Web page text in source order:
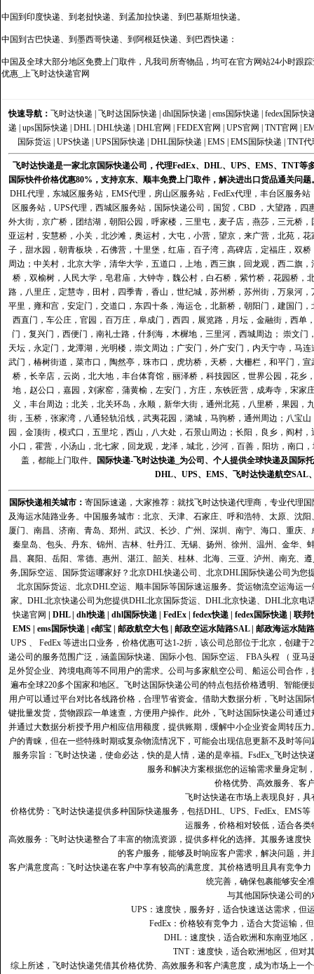
中国到印度快递、到老挝快递、到孟加拉快递、到巴基斯坦快递。
中国到古巴快递、到墨西哥快递、到阿根廷快递、到巴西快递：
中国及全球大部分地区免费上门取件，凡我司所寄物品，均可在官方网站24小时跟
优惠_上飞时达快递官网
快速导航： 飞时达快递 飞时达国际快递 dhl国际快递 ems国际快递
fedex国际快
递
ups国际快递 DHL DHL快递 DHL官网 FEDEX官网 UPS官网 TNT官网
国际货运| UPS快递 UPS国际快递 DHL国际快递 EMS EMS国际快递 TNT代
飞时达快递是一家北京国际快递公司，代理FedEx、DHL、UPS、EMS、TNT
国际快件价格优惠80%，支持京东、顺丰免费上门取件，解决进出口货品通关问题
DHL代理 ， 东城区服务站 ， EMS代理 ， 房山区服务站 ， FedEx代理 ， 丰台区服务站
区服务站， UPS代理 ， 西城区服务站， 国际快递公司 ，国贸，CBD ，大望路，
外大街，京广桥，团结湖，朝阳公园，呼家楼，三里屯，麦子店，燕莎，三元桥
亚运村，安慧桥，小关，北沙滩，奥运村，大屯，小营，望京，来广营，北苑，
子，甜水园，朝青板块，石佛营，十里堡，红庙，百子湾，高碑店，定福庄，双
周边；中关村，北京大学，清华大学，五道口，上地，西三旗，回龙观，西二旗
桥，双榆树，人民大学，皂君庙，大钟寺，魏公村，白石桥，紫竹桥，花园桥
路，八里庄，定慧寺，田村，四季青，香山，世纪城，苏州桥，苏州街，万泉河
平里，雍和宫，安定门，交道口，东四十条，海运仓，北新桥，朝阳门，建国门
西直门，车公庄，官园，百万庄，阜成门，西四，展览路，月坛，金融街，西
门，复兴门，西便门，南礼士路，什刹海，木樨地，三里河，西城周边； 崇文
天坛，永定门，龙潭湖，光明楼，崇文周边；广安门，外广安门，内天宁寺，马
武门，椿树街道，菜市口，陶然亭，珠市口，虎坊桥，天桥，大栅栏，和平门，
桥，长辛店，云岗，北大地，丰台体育馆，丽泽桥，科技园区，世界公园，花
地，赵公口，嘉园，刘家窑，蒲黄榆，左安门，方庄，东铁匠营，成寿寺，宋
义，丰台周边；北关，北关环岛，永顺，新华大街，通州北苑，八里桥，果园
街，玉桥，张家湾，八通轻轨沿线，武夷花园，潞城，马驹桥，通州周边；八宝
园，金顶街，模式口，五里坨，西山，八大处，石景山周边；长阳，良乡，阎村
小口，霍营，小汤山，北七家，回龙观，龙泽，城北，沙河，百善，阳坊，南口
盖，都能上门取件。
国际快递-飞时达快递_为公司、个人提供全球快递及国际
DHL、 UPS、 EMS、 飞时达快递航空SAL
国际快递相关城市： 寄国际速递，大家推荐：就找飞时达快递代理商，专业代理
及海运水陆路业务。中国服务城市：北京、天津、石家庄、呼和浩特、太原、沈
厦门、南昌、济南、青岛、郑州、武汉、长沙、广州、深圳、南宁、海口、重庆
秦皇岛、包头、丹东、锦州、吉林、牡丹江、无锡、扬州、徐州、温州、金华
昌、襄阳、岳阳、常德、惠州、湛江、韶关、桂林、北海、三亚、泸州、南充、
务,国际空运、国际货运哪家好？北京DHL快递公司、北京DHL国际快递公司为
北京国际货运、北京DHL空运、顺丰国际等国际速运服务。货运物流空运海运
家。DHL北京快递公司为您提供DHL北京国际货运、DHL北京快递、DHL北京电
快递官网
DHL| dhl快递| dhl国际快递| FedEx| fedex快递| fedex国际快递| 联邦
EMS| ems国际快递| e邮宝| 邮政航空大包| 邮政空运水陆路SAL| 邮政海运水陆路
UPS 、 FedEx 等进出口业务，价格优惠可达1-2折，该公司总部位于北京，创建
递公司的服务范围广泛，涵盖国际快递、国际小包、国际空运、 FBA头程 （ 亚
足外贸企业、跨境电商等不同用户的需求。公司与多家航空公司、船运公司合作
遍布全球220多个国家和地区。飞时达国际快递公司的特点包括价格透明、智能
用户可以通过平台对比各线路价格，合理节省资金。借助大数据分析，飞时达国
键批量发货，货物跟踪一单速查，方便用户操作。此外，飞时达国际快递公司通
并通过大数据分析授予用户相应信用额度，提供账期，缓解中小企业资金周转压
户的青睐，但在一些特殊时期或复杂物流情况下，可能会出现信息更新不及时等
服务宗旨：飞时达快递，使命必达，快的是人情，递的是幸福。FsdEx_飞时达
服务和解决方案根据您的运输需求量身定制
价格优势、高效服务、客
飞时达快递在市场上表现良好，
价格优势：飞时达快递提供多种国际快递服务，包括DHL、UPS、FedEx、EMS
运服务，价格相对较低，适合各
高效服务：飞时达快递整合了丰富的物流资源，提供多样化的选择。其服务速度
的客户服务，能够及时响应客户需求，解决问题，
客户满意度高‌：飞时达快递在客户中享有较高的满意度。其价格透明且具有竞争
统完善，确保包裹能够安全
与其他国际快递公司的
UPS：速度快，服务好，适合快速送达需求，但
FedEx：价格较有竞争力，适合大货运输，
DHL：速度快，适合欧洲和东南亚地区
TNT：速度快，适合欧洲地区，但对
综上所述，飞时达快递凭借其价格优势、高效服务和客户满意度，成为市场上一